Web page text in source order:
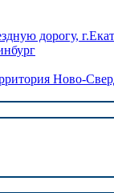
дорогу,
Ново-